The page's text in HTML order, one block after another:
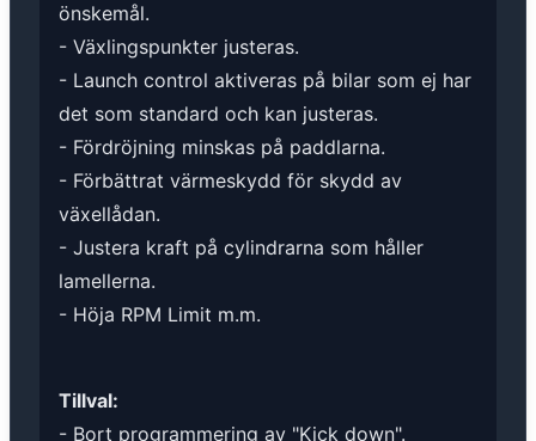
önskemål.
- Växlingspunkter justeras.
- Launch control aktiveras på bilar som ej har
det som standard och kan justeras.
- Fördröjning minskas på paddlarna.
- Förbättrat värmeskydd för skydd av
växellådan.
- Justera kraft på cylindrarna som håller
lamellerna.
- Höja RPM Limit m.m.
Tillval:
- Bort programmering av "Kick down".